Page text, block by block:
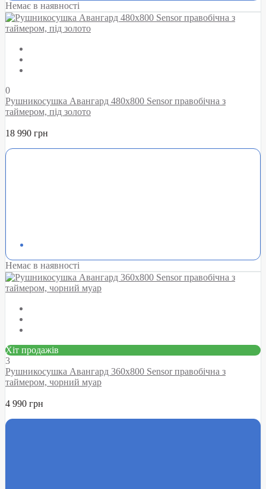
Немає в наявності
0
Рушникосушка Авангард 480х800 Sensor правобічна з
таймером, під золото
18 990 грн
Немає в наявності
Хіт продажів
3
Рушникосушка Авангард 360х800 Sensor правобічна з
таймером, чорний муар
4 990 грн